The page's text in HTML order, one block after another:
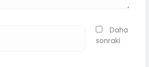
Daha
sonraki